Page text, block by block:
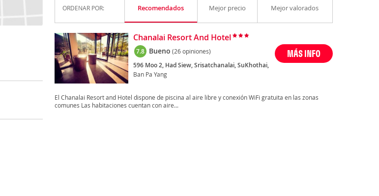
ORDENAR POR: Recomendados Mejor precio Mejor valorados
Chanalai Resort And Hotel
7.8 Bueno (26 opiniones)
596 Moo 2, Had Siew, Srisatchanalai, SuKhothai,
Ban Pa Yang
MÁS INFO
El Chanalai Resort and Hotel dispone de piscina al aire libre y conexión WiFi gratuita en las zonas
comunes Las habitaciones cuentan con aire...